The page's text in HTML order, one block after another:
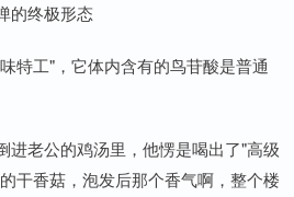
的终极形态
特工"，它体内含有的鸟苷酸是普通
进老公的鸡汤里，他愣是喝出了"高级
干香菇，泡发后那个香气啊，整个楼